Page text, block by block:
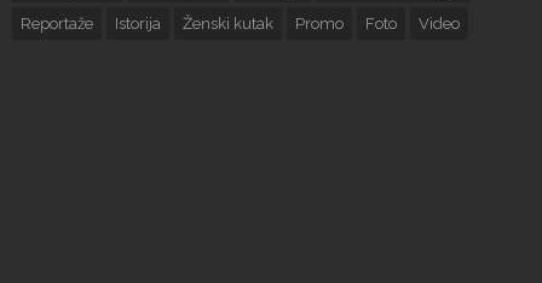
Reportaže Istorija Ženski kutak Promo Foto Video